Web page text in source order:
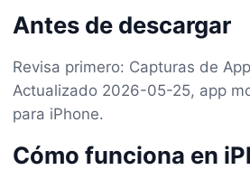
Antes de descargar
Revisa primero: Capturas de
Actualizado 2026-05-25, app
para iPhone.
Cómo funciona en